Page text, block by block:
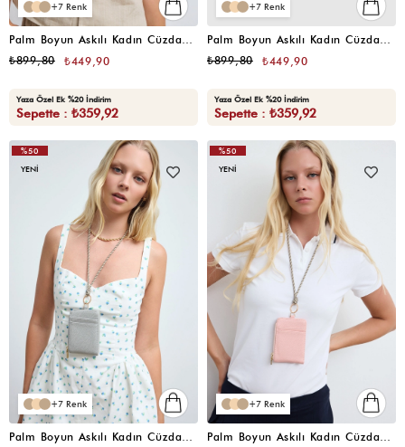
7
Palm Boyun Askılı Kadın Cüzdan Acı Kahve
₺449,90
₺899,80
Yaza Özel Ek %20 İndirim
Sepette : ₺359,92
7
Palm Boyun Askılı Kadın Cüzdan Bebe Mavi
₺449,90
₺899,80
Yaza Özel Ek %20 İndirim
Sepette : ₺359,92
7
%50
YENI
7
%50
YENI